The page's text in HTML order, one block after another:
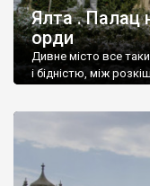
Ялта . Палац
орди
Дивне місто все
і бідністю, між